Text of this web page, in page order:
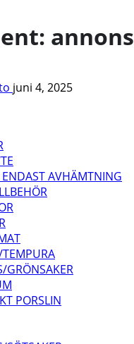
annons
juni 4, 2025
ENDAST AVHÄMTNING
GRÖNSAKER
PORSLIN